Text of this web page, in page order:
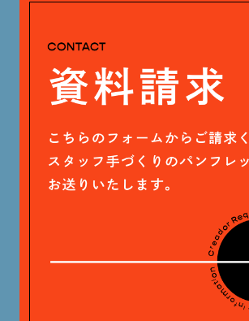
戸田 好紀 (81)
木村 珠梨音 (101)
神定 龍杜 (13)